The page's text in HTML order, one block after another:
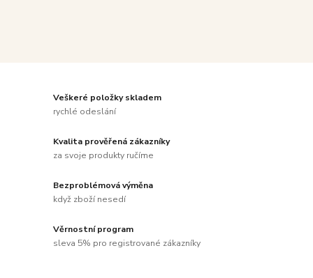
Veškeré položky skladem
rychlé odeslání
Kvalita prověřená zákazníky
za svoje produkty ručíme
Bezproblémová výměna
když zboží nesedí
Věrnostní program
sleva 5% pro registrované zákazníky